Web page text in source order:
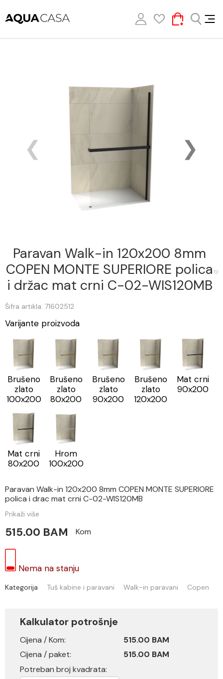
Paravan Walk-in 120x200 8mm
COPEN MONTE SUPERIORE polica
i držac mat crni C-02-WIS120MB
Šifra artikla: 71602512
Varijante proizvoda
Brušeno
zlato
100x200
Brušeno
zlato
80x200
Brušeno
zlato
90x200
Brušeno
zlato
120x200
Mat crni
90x200
Mat crni
80x200
Hrom
100x200
Paravan Walk-in 120x200 8mm COPEN MONTE SUPERIORE
polica i drac mat crni C-02-WIS120MB
Prikaži više
515.00 BAM Kom
Nema na stanju
Kategorija Tuš kabine i paravani Walk-in paravani Copen
Kalkulator potrošnje
Cijena / Kom:
515.00 BAM
Cijena / paket:
515.00 BAM
Potreban broj kvadrata: